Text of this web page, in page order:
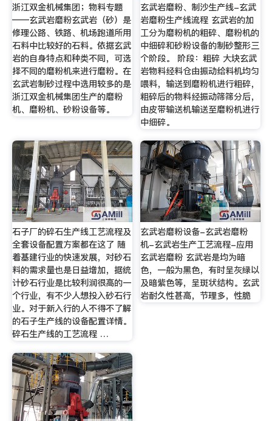
浙江双金机械集团；物料专题
——玄武岩磨粉玄武岩（砂）是
修理公路、铁路、机场跑道所用
石料中比较好的石料。依据玄武
岩的自身特点和种类不同，可选
择不同的磨粉机来进行磨粉。在
玄武岩制砂过程中选用较多的是
浙江双金机械集团生产的磨粉
机、磨粉机、砂粉设备等。
玄武岩磨粉、制沙生产线-玄武
岩磨粉生产线流程 玄武岩的加
工分为磨粉机的粗碎、磨粉机的
中细碎和砂粉设备的制砂整形三
个阶段。 阶段：粗碎 大块玄武
岩物料经料仓由振动给料机均匀
喂料，输送到磨粉机进行粗碎，
粗碎后的物料经振动筛筛分后，
由皮带输送机输送至磨粉机进行
中细碎。
石子厂的碎石生产线工艺流程及
全套设备配置方案都在这了 随
着基建行业的快速发展，对砂石
料的需求量也是日益增加，据统
计砂石行业是比较利润很高的一
个行业，有不少人想投入砂石行
业。对于新入行的人不得不了解
的石子生产线的设备配置详情。
碎石生产线的工艺流程 …
玄武岩磨粉设备-玄武岩磨粉
机-玄武岩生产工艺流程-应用
玄武岩磨粉 玄武岩是均为暗
色，一般为黑色，有时呈灰绿以
及暗紫色等，呈斑状结构。玄武
岩耐久性甚高，节理多，性脆